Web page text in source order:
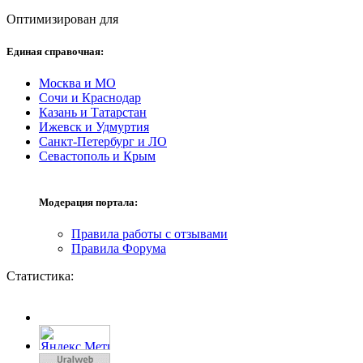
Оптимизирован для
Единая справочная:
Москва и МО
Сочи и Краснодар
Казань и Татарстан
Ижевск и Удмуртия
Санкт-Петербург и ЛО
Севастополь и Крым
Модерация портала:
Правила работы с отзывами
Правила Форума
Статистика: